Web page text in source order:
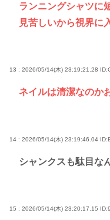
ランニングシャツに
見苦しいから視界に
13 : 2026/05/14(木) 23:19:21.28
ネイルは清潔なのか
14 : 2026/05/14(木) 23:19:46.04
シャンクスも駄目な
15 : 2026/05/14(木) 23:20:17.15